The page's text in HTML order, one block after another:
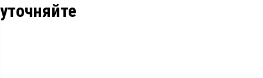
уточняйте